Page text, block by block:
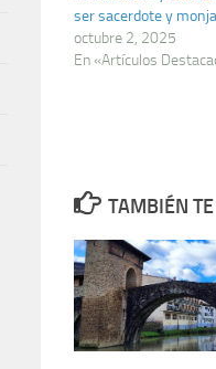
ser sacerdote y
octubre 2, 2025
En «Artículos
TAMBIÉN